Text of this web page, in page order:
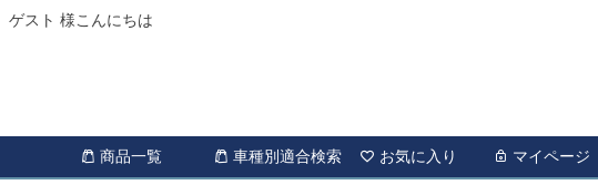
ゲスト 様こんにちは
商品一覧 車種別適合検索 お気に入り マイページ